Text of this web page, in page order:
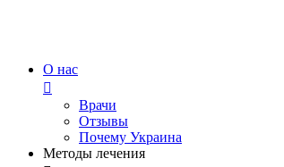
О нас
Врачи
Отзывы
Почему Украина
Методы лечения